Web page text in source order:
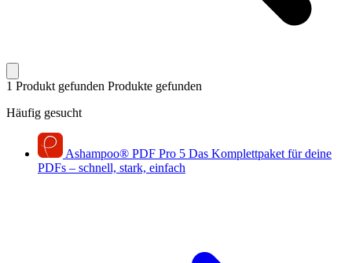
1 Produkt gefunden Produkte gefunden
Häufig gesucht
Ashampoo® PDF Pro 5 Das Komplettpaket für deine
PDFs – schnell, stark, einfach